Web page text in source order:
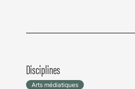
Disciplines
Arts médiatiques